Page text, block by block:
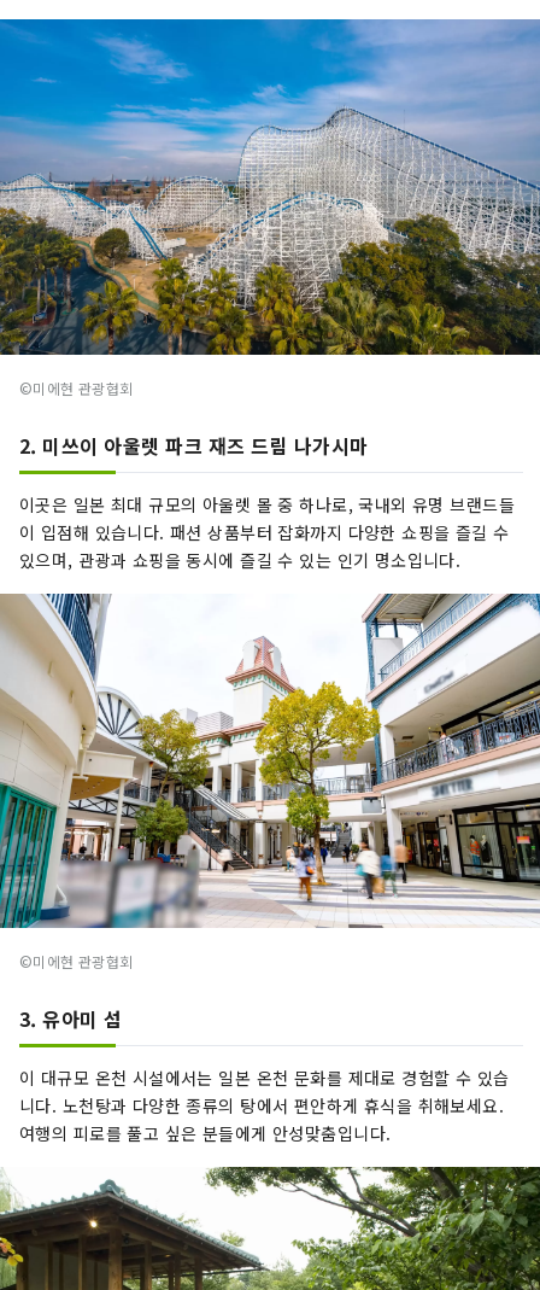
©미에현 관광협회
2. 미쓰이 아울렛 파크 재즈 드림 나가시마
이곳은 일본 최대 규모의 아울렛 몰 중 하나로, 국내외 유명 브랜드들
이 입점해 있습니다. 패션 상품부터 잡화까지 다양한 쇼핑을 즐길 수
있으며, 관광과 쇼핑을 동시에 즐길 수 있는 인기 명소입니다.
©미에현 관광협회
3. 유아미 섬
이 대규모 온천 시설에서는 일본 온천 문화를 제대로 경험할 수 있습
니다. 노천탕과 다양한 종류의 탕에서 편안하게 휴식을 취해보세요.
여행의 피로를 풀고 싶은 분들에게 안성맞춤입니다.